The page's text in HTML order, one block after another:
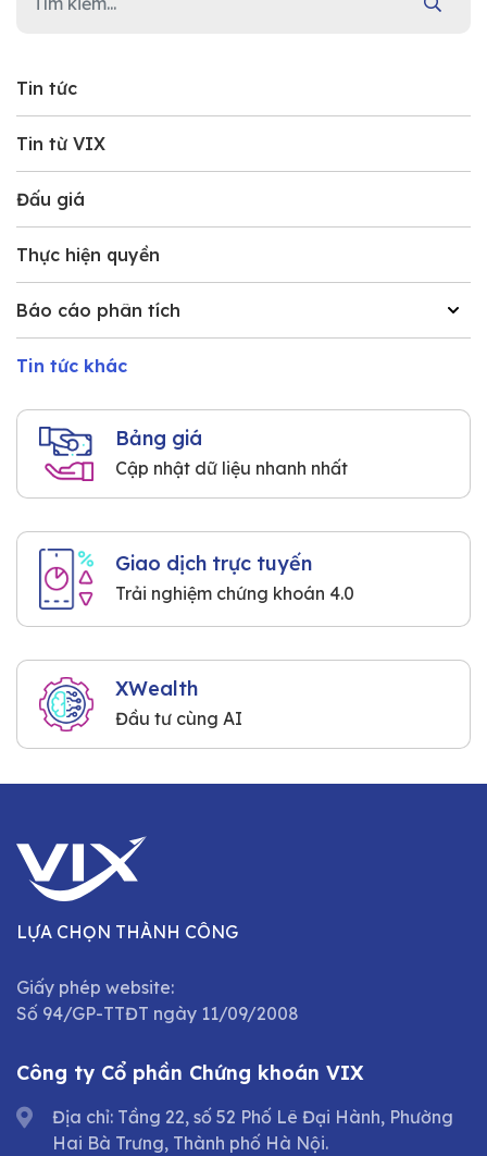
Tin tức
Tin từ VIX
Đấu giá
Thực hiện quyền
Báo cáo phân tích
Tin tức khác
Bảng giá
Cập nhật dữ liệu nhanh nhất
Giao dịch trực tuyến
Trải nghiệm chứng khoán 4.0
XWealth
Đầu tư cùng AI
LỰA CHỌN THÀNH CÔNG
Giấy phép website:
Số 94/GP-TTĐT ngày 11/09/2008
Công ty Cổ phần Chứng khoán VIX
Địa chỉ: Tầng 22, số 52 Phố Lê Đại Hành, Phường
Hai Bà Trưng, Thành phố Hà Nội.